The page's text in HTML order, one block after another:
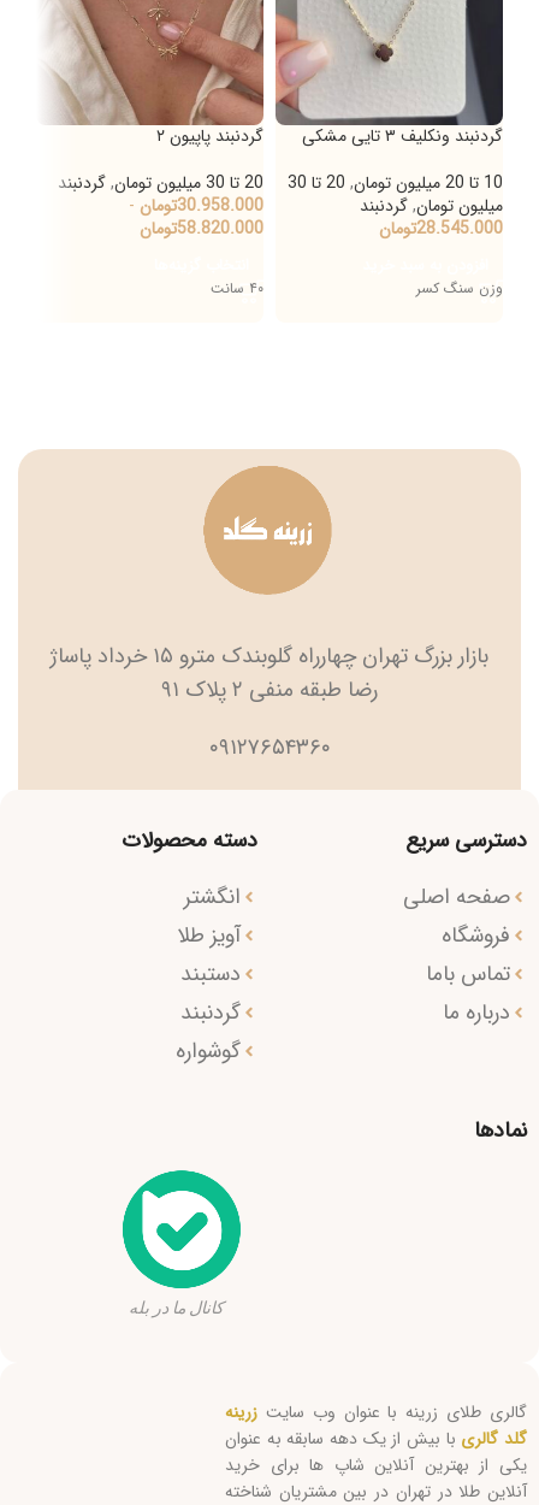
گردنبند ونکلیف ۳ تایی مشکی
10 تا 20 میلیون تومان
,
20 تا 30
میلیون تومان,گردنبند
28.545.000تومان
وزن سنگ کسر
گردنبند پاپیون ۲
20 تا 30 میلیون تومان
,گردنبند
30.958.000تومان -
58.820.000تومان
۴۰ سانت
بازار بزرگ تهران چهارراه گلوبندک مترو ۱۵ خرداد پاساژ
رضا طبقه منفی ۲ پلاک ۹۱
۰۹۱۲۷۶۵۴۳۶۰
دسترسی سریع
صفحه اصلی
فروشگاه
تماس باما
درباره ما
دسته محصولات
انگشتر
آویز طلا
دستبند
گردنبند
گوشواره
نمادها
کانال ما در بله
گالری طلای زرینه با عنوان وب سایت زرینه
گلد گالری با بیش از یک دهه سابقه به عنوان
یکی از بهترین آنلاین شاپ ها برای خرید
آنلاین طلا در تهران در بین مشتریان شناخته